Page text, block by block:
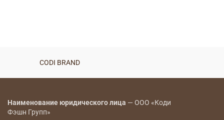
CODI BRAND
Наименование юридического лица — ООО «Коди
Фэшн Групп»